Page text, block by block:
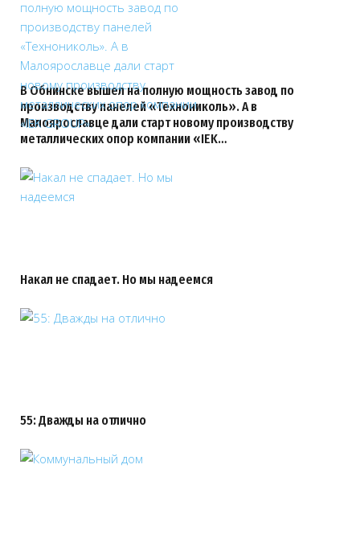
В Обнинске вышел на полную мощность завод по
производству панелей «Технониколь». А в
Малоярославце дали старт новому производству
металлических опор компании «IEK…
Накал не спадает. Но мы надеемся
55: Дважды на отлично